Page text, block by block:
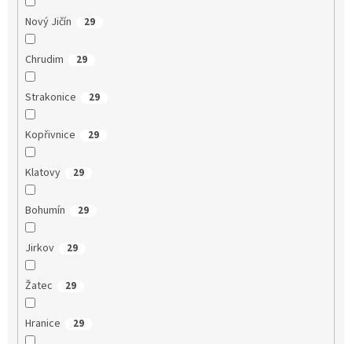
Nový Jičín 29
Chrudim 29
Strakonice 29
Kopřivnice 29
Klatovy 29
Bohumín 29
Jirkov 29
Žatec 29
Hranice 29